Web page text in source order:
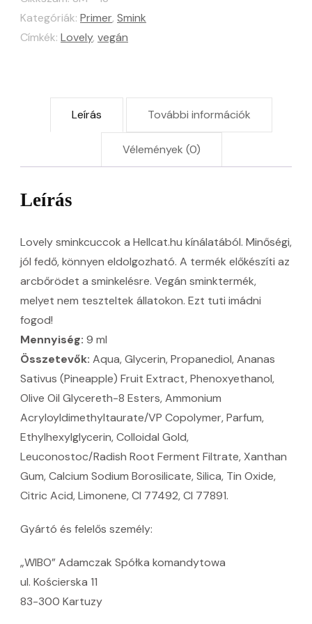
mennyiség
Kategóriák: Primer, Smink
Címkék: Lovely, vegán
Leírás További információk
Vélemények (0)
Leírás
Lovely sminkcuccok a Hellcat.hu kínálatából. Minőségi,
jól fedő, könnyen eldolgozható. A termék előkészíti az
arcbőrödet a sminkelésre. Vegán sminktermék,
melyet nem teszteltek állatokon. Ezt tuti imádni
fogod!
Mennyiség: 9 ml
Összetevők: Aqua, Glycerin, Propanediol, Ananas
Sativus (Pineapple) Fruit Extract, Phenoxyethanol,
Olive Oil Glycereth-8 Esters, Ammonium
Acryloyldimethyltaurate/VP Copolymer, Parfum,
Ethylhexylglycerin, Colloidal Gold,
Leuconostoc/Radish Root Ferment Filtrate, Xanthan
Gum, Calcium Sodium Borosilicate, Silica, Tin Oxide,
Citric Acid, Limonene, CI 77492, CI 77891.
Gyártó és felelős személy:
„WIBO” Adamczak Spółka komandytowa
ul. Kościerska 11
83-300 Kartuzy